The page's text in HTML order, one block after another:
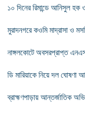
১০ দিনের রিমান্ডে আনিসুল হক
মুরাদনগরে কওমি মাদ্রাসা ও
নাঙ্গলকোটে অবসরপ্রাপ্ত
ডি মারিয়াকে নিয়ে দল ঘোষণা
ব্রাহ্মণপাড়ায় আন্তর্জাতিক